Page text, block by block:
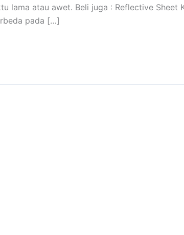
lama atau awet. Beli juga : Reflective Sheet
pada […]